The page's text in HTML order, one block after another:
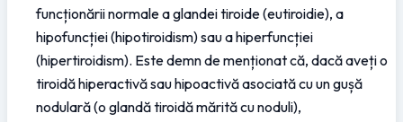
funcționării normale a glandei tiroide (eutiroidie), a
hipofuncției (hipotiroidism) sau a hiperfuncției
(hipertiroidism). Este demn de menționat că, dacă aveți o
tiroidă hiperactivă sau hipoactivă asociată cu un gușă
nodulară (o glandă tiroidă mărită cu noduli),